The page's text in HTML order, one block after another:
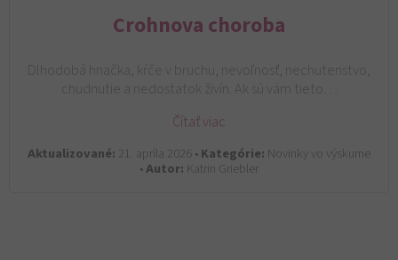
Crohnova choroba
Dlhodobá hnačka, kŕče v bruchu, nevoľnosť, nechutenstvo,
chudnutie a nedostatok živín. Ak sú vám tieto…
Čítať viac
Aktualizované: 21. apríla 2026 •Kategórie: Novinky vo výskume
•Autor: Katrin Griebler